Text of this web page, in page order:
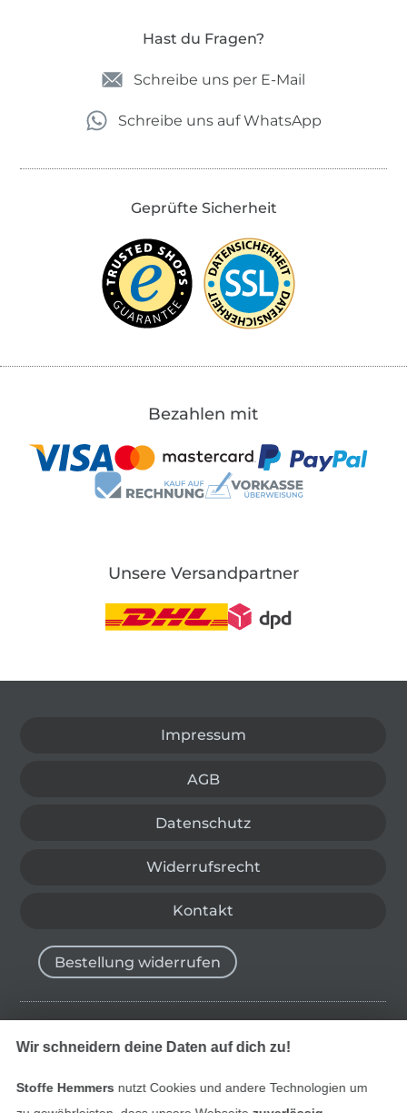
Hast du Fragen?
Schreibe uns per E-Mail
Schreibe uns auf WhatsApp
Geprüfte Sicherheit
Bezahlen mit
Unsere Versandpartner
Impressum
AGB
Datenschutz
Widerrufsrecht
Kontakt
Bestellung widerrufen
Finde mehr Inspiration
Wir schneidern deine Daten auf dich zu!
Stoffe Hemmers nutzt Cookies und andere Technologien um